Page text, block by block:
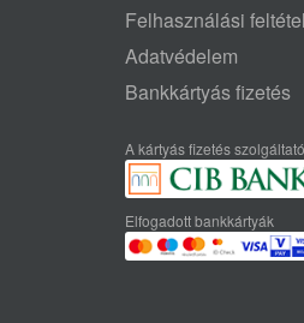
Felhasználási
Adatvédelem
Bankkártyás fizetés
A kártyás fizetés
Elfogadott bankkártyák